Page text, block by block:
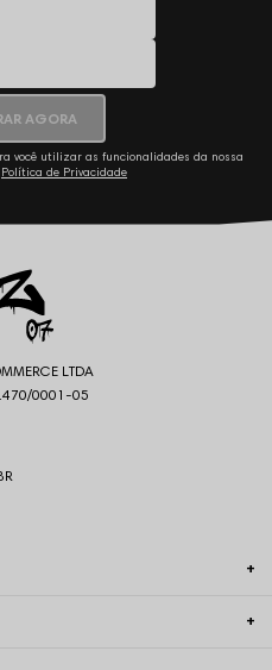
AGORA
você utilizar as funcionalidades da nossa
Política de Privacidade
LTDA
0001-05